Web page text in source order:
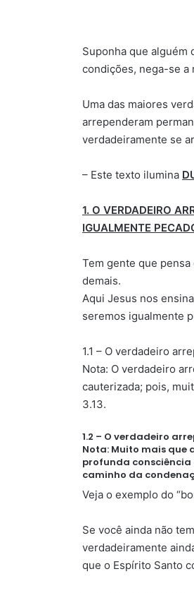
Suponha que alguém
condições, nega-se a
Uma das maiores
arrependeram
verdadeiramente se
– Este texto ilumina
1. O VERDADEIRO
IGUALMENTE
Tem gente que
demais.
Aqui Jesus nos
seremos igualmente
1.1 – O verdadeiro
Nota: O verdadeiro
cauterizada; pois,
3.13.
1.2 – O verdadeiro
Nota: Muito mais que
profunda consciência
caminho da
Veja o exemplo do
Se você ainda não
verdadeiramente
que o Espírito Santo